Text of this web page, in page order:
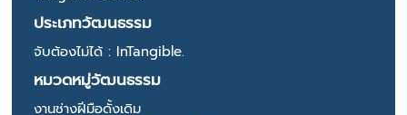
ประเภทวัฒนธรรม
จับต้องไม่ได้ : InTangible.
หมวดหมู่วัฒนธรรม
งานช่างฝีมือดั้งเดิม